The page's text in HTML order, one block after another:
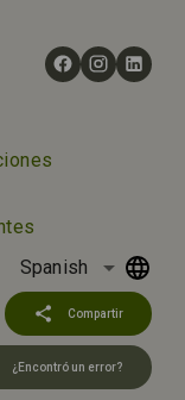
Spanish arrow_drop_down
share Compartir
¿Encontró un error?